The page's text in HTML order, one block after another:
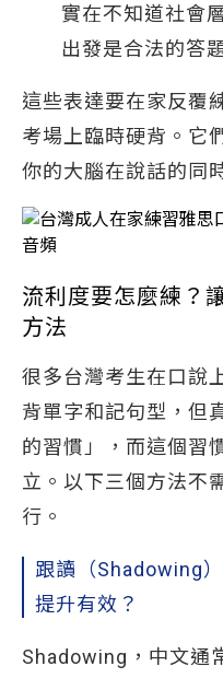
實在不知道社會
出發是合法的答
這些表達要在家反覆
考場上臨時硬背。它
你的大腦在說話的同
流利度要怎麼練？
方法
很多台灣考生在口說
背單字和記句型，但
的習慣」，而這個習
立。以下三個方法不
行。
跟讀（Shadowing
提升有效？
Shadowing，中文通